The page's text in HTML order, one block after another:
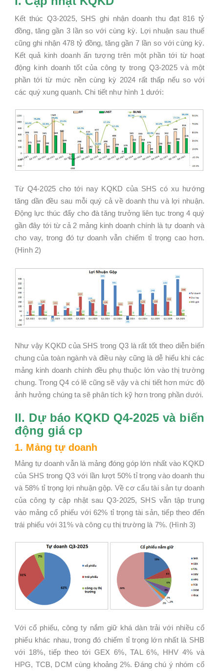
Kết thúc Q3-2025, SHS ghi nhận doanh thu đạt 816 tỷ
đồng, tăng gần 3 lần so với cùng kỳ. Lợi nhuận sau thuế
cũng ghi nhận 478 tỷ đồng, tăng gần 7 lần so với cùng kỳ.
Kết quả kinh doanh ấn tượng trên một phần tới từ hoạt
động kinh doanh tốt của công ty trong Q3-2025 và một
phần tới từ mức nền cùng kỳ 2024 rất thấp nếu so với
các quý xung quanh. Chi tiết như hình 1 dưới:
Từ Q4-2025 cho tới nay KQKD của SHS có xu hướng
tăng dần đều sau mỗi quý cả về doanh thu và lợi nhuận.
Động lực thúc đẩy cho đà tăng trưởng liên tục trong 4 quý
gần đây tới từ cả 2 mảng kinh doanh chính là tự doanh và
cho vay, trong đó tự doanh vẫn chiếm tỉ trọng cao hơn.
(Hình 2)
Như vậy KQKD của SHS trong Q3 là rất tốt theo diễn biến
chung của toàn ngành và điều này cũng là dễ hiểu khi các
mảng kinh doanh chính đều phụ thuộc lớn vào thị trường
chung. Trong Q4 có lẽ cũng sẽ vậy và chi tiết hơn mức độ
ảnh hưởng chúng ta sẽ phân tích kỹ hơn trong phần dưới.
II. Dự báo KQKD Q4-2025 và biến
động giá cp
1. Mảng tự doanh
Mảng tự doanh vẫn là mảng đóng góp lớn nhất vào KQKD
của SHS trong Q3 với lần lượt 50% tỉ trọng vào doanh thu
và 58% tỉ trọng lợi nhuận gộp. Về cơ cấu tài sản tự doanh
của công ty cập nhật sau Q3-2025, SHS vẫn tập trung
vào mảng cổ phiếu với 62% tỉ trọng tài sản, tiếp theo đến
trái phiếu với 31% và công cụ thị trường là 7%. (Hình 3)
Với cổ phiếu, công ty nắm giữ khá dàn trải với nhiều cổ
phiếu khác nhau, trong đó chiếm tỉ trọng lớn nhất là SHB
với 18%, tiếp theo tới GEX 6%, TAL 6%, HHV 4% và
HPG, TCB, DCM cùng khoảng 2%. Đáng chú ý nhóm cổ